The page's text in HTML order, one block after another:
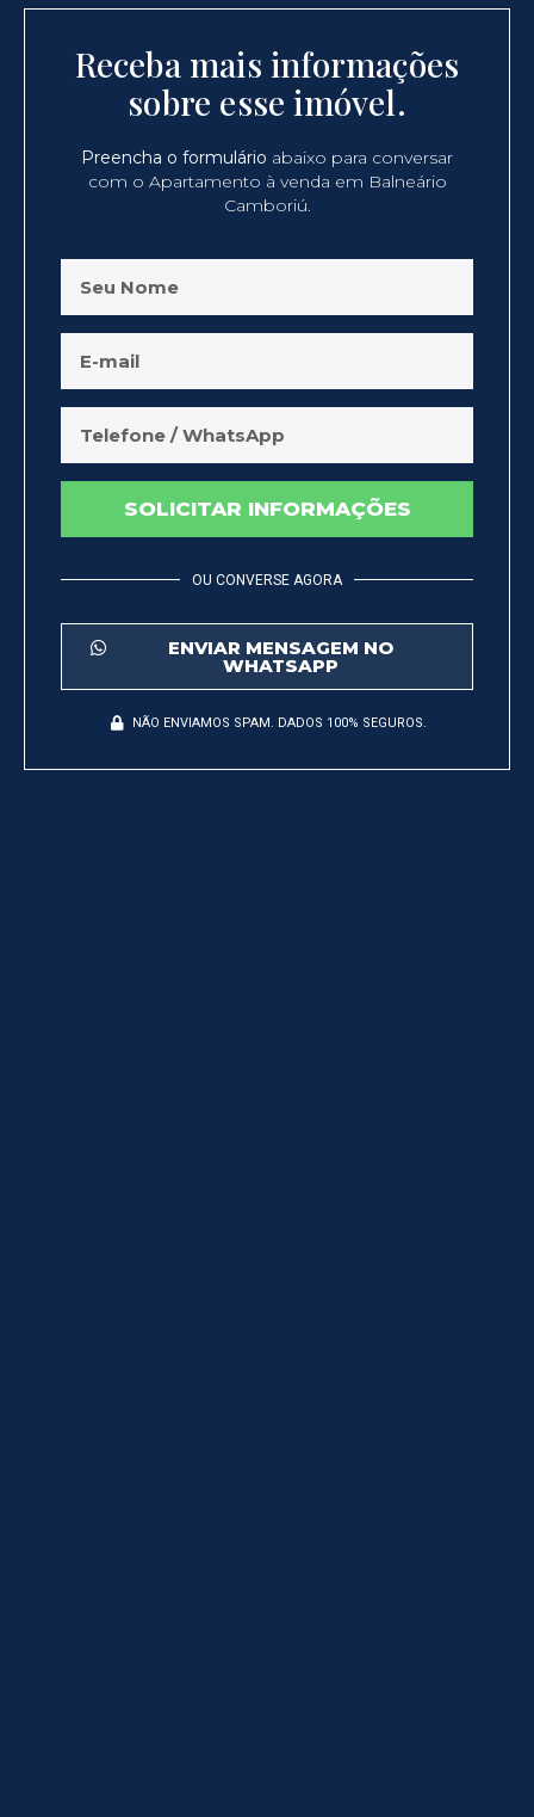
Receba mais informações
sobre esse imóvel.
Preencha o formulário abaixo para conversar
com o Apartamento à venda em Balneário
Camboriú.
SOLICITAR INFORMAÇÕES
OU CONVERSE AGORA
ENVIAR MENSAGEM NO
WHATSAPP
NÃO ENVIAMOS SPAM. DADOS 100% SEGUROS.